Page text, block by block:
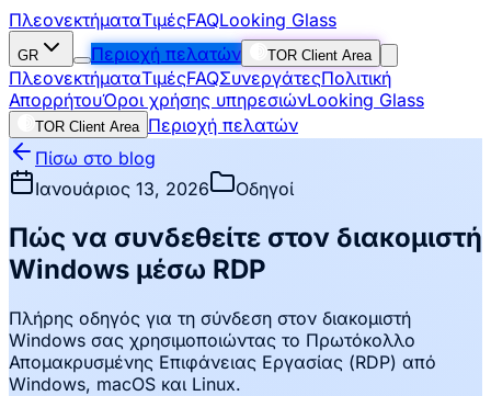
ΠλεονεκτήματαΤιμέςFAQLooking Glass
GR Περιοχή πελατών TOR Client Area
ΠλεονεκτήματαΤιμέςFAQΣυνεργάτεςΠολιτική
ΑπορρήτουΌροι χρήσης υπηρεσιώνLooking Glass
TOR Client Area Περιοχή πελατών
Πίσω στο blog
Ιανουάριος 13, 2026
Οδηγοί
Πώς να συνδεθείτε στον διακομιστή
Windows μέσω RDP
Πλήρης οδηγός για τη σύνδεση στον διακομιστή
Windows σας χρησιμοποιώντας το Πρωτόκολλο
Απομακρυσμένης Επιφάνειας Εργασίας (RDP) από
Windows, macOS και Linux.